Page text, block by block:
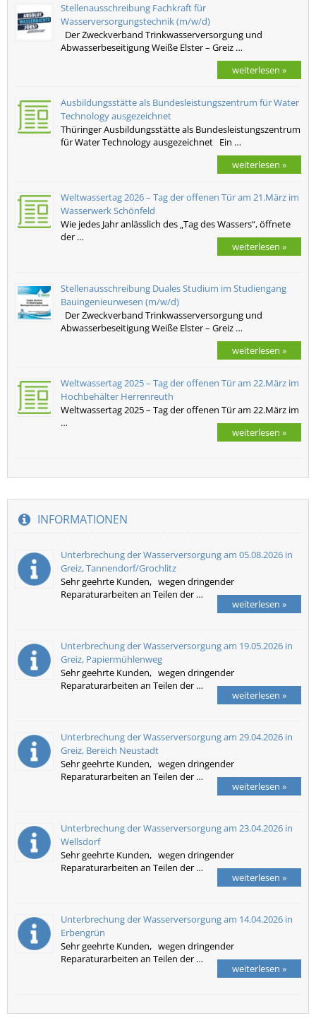
Stellenausschreibung Fachkraft für
Wasserversorgungstechnik (m/w/d)
Der Zweckverband Trinkwasserversorgung und
Abwasserbeseitigung Weiße Elster – Greiz …
weiterlesen »
Ausbildungsstätte als Bundesleistungszentrum für Water
Technology ausgezeichnet
Thüringer Ausbildungsstätte als Bundesleistungszentrum
für Water Technology ausgezeichnet Ein …
weiterlesen »
Weltwassertag 2026 – Tag der offenen Tür am 21.März im
Wasserwerk Schönfeld
Wie jedes Jahr anlässlich des „Tag des Wassers“, öffnete
der …
weiterlesen »
Stellenausschreibung Duales Studium im Studiengang
Bauingenieurwesen (m/w/d)
Der Zweckverband Trinkwasserversorgung und
Abwasserbeseitigung Weiße Elster – Greiz …
weiterlesen »
Weltwassertag 2025 – Tag der offenen Tür am 22.März im
Hochbehälter Herrenreuth
Weltwassertag 2025 – Tag der offenen Tür am 22.März im
…
weiterlesen »
INFORMATIONEN
Unterbrechung der Wasserversorgung am 05.08.2026 in
Greiz, Tannendorf/Grochlitz
Sehr geehrte Kunden, wegen dringender
Reparaturarbeiten an Teilen der …
weiterlesen »
Unterbrechung der Wasserversorgung am 19.05.2026 in
Greiz, Papiermühlenweg
Sehr geehrte Kunden, wegen dringender
Reparaturarbeiten an Teilen der …
weiterlesen »
Unterbrechung der Wasserversorgung am 29.04.2026 in
Greiz, Bereich Neustadt
Sehr geehrte Kunden, wegen dringender
Reparaturarbeiten an Teilen der …
weiterlesen »
Unterbrechung der Wasserversorgung am 23.04.2026 in
Wellsdorf
Sehr geehrte Kunden, wegen dringender
Reparaturarbeiten an Teilen der …
weiterlesen »
Unterbrechung der Wasserversorgung am 14.04.2026 in
Erbengrün
Sehr geehrte Kunden, wegen dringender
Reparaturarbeiten an Teilen der …
weiterlesen »